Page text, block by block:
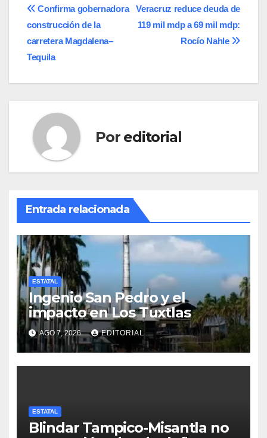
Navegación
de
entradas
Veracruz reduce deuda de
119 mil mdp a 69 mil mdp:
Rocío Nahle
Confirma gobernadora
construcción de la
carretera Magdalena–
Tequila
Por editorial
Entrada relacionada
ESTATAL
Ingenio San Pedro y el
impacto en Los Tuxtlas
AGO 7, 2026 EDITORIAL
ESTATAL
Blindar Tampico-Misantla no